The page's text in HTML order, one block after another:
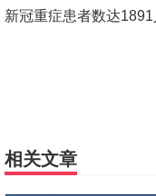
新冠重症患者数达
相关文章